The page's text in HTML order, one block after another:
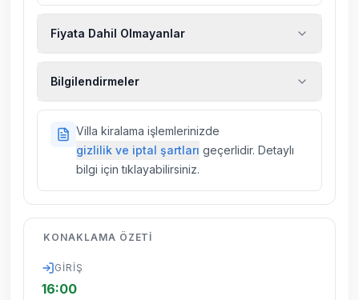
Fiyata Dahil Olmayanlar
sigortaları fiyatlara dahil değildir.
Bilgilendirmeler
villalarımızda düzenli olarak ilaçlama
yapılmaktadır. Buna rağmen çevrede
kelebek, böcek, sinek vs. bulunma ihtimali
dönemsel olarak altyapı çalışmaları
yapılabilmektedir. Bu çalışma nedeniyle yol
Villa kiralama işlemlerinizde
gizlilik ve iptal şartları geçerlidir. Detaylı
bilgi için tıklayabilirsiniz.
KONAKLAMA ÖZETI
GIRIŞ
16:00